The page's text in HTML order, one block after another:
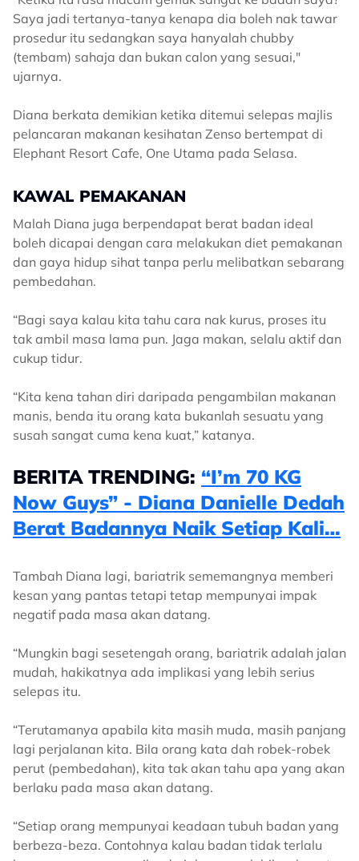
Saya jadi tertanya-tanya kenapa dia boleh nak tawar
prosedur itu sedangkan saya hanyalah chubby
(tembam) sahaja dan bukan calon yang sesuai,"
ujarnya.
Diana berkata demikian ketika ditemui selepas majlis
pelancaran makanan kesihatan Zenso bertempat di
Elephant Resort Cafe, One Utama pada Selasa.
KAWAL PEMAKANAN
Malah Diana juga berpendapat berat badan ideal
boleh dicapai dengan cara melakukan diet pemakanan
dan gaya hidup sihat tanpa perlu melibatkan sebarang
pembedahan.
“Bagi saya kalau kita tahu cara nak kurus, proses itu
tak ambil masa lama pun. Jaga makan, selalu aktif dan
cukup tidur.
“Kita kena tahan diri daripada pengambilan makanan
manis, benda itu orang kata bukanlah sesuatu yang
susah sangat cuma kena kuat,” katanya.
BERITA TRENDING: “I’m 70 KG
Now Guys” - Diana Danielle Dedah
Berat Badannya Naik Setiap Kali…
Tambah Diana lagi, bariatrik sememangnya memberi
kesan yang pantas tetapi tetap mempunyai impak
negatif pada masa akan datang.
“Mungkin bagi sesetengah orang, bariatrik adalah jalan
mudah, hakikatnya ada implikasi yang lebih serius
selepas itu.
“Terutamanya apabila kita masih muda, masih panjang
lagi perjalanan kita. Bila orang kata dah robek-robek
perut (pembedahan), kita tak akan tahu apa yang akan
berlaku pada masa akan datang.
“Setiap orang mempunyai keadaan tubuh badan yang
berbeza-beza. Contohnya kalau badan tidak terlalu